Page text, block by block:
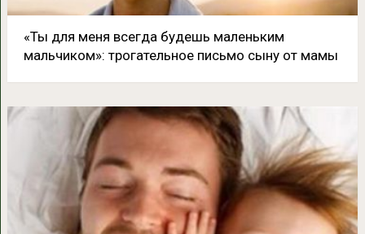
«Ты для меня всегда будешь маленьким
мальчиком»: трогательное письмо сыну от мамы